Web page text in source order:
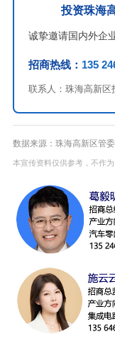
投资珠海
诚挚邀请国内外企
招商热线： 135
联系人：珠海高新区
数据来源：珠海高新区管
本宣传资料仅供参考，不作